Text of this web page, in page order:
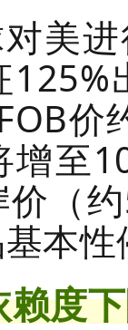
美
价
增至
价（
本
度